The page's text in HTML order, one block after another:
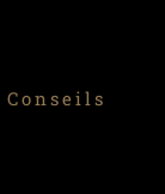
Conseils